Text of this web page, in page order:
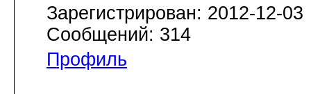
Зарегистрирован: 2012-12-03
Сообщений: 314
Профиль